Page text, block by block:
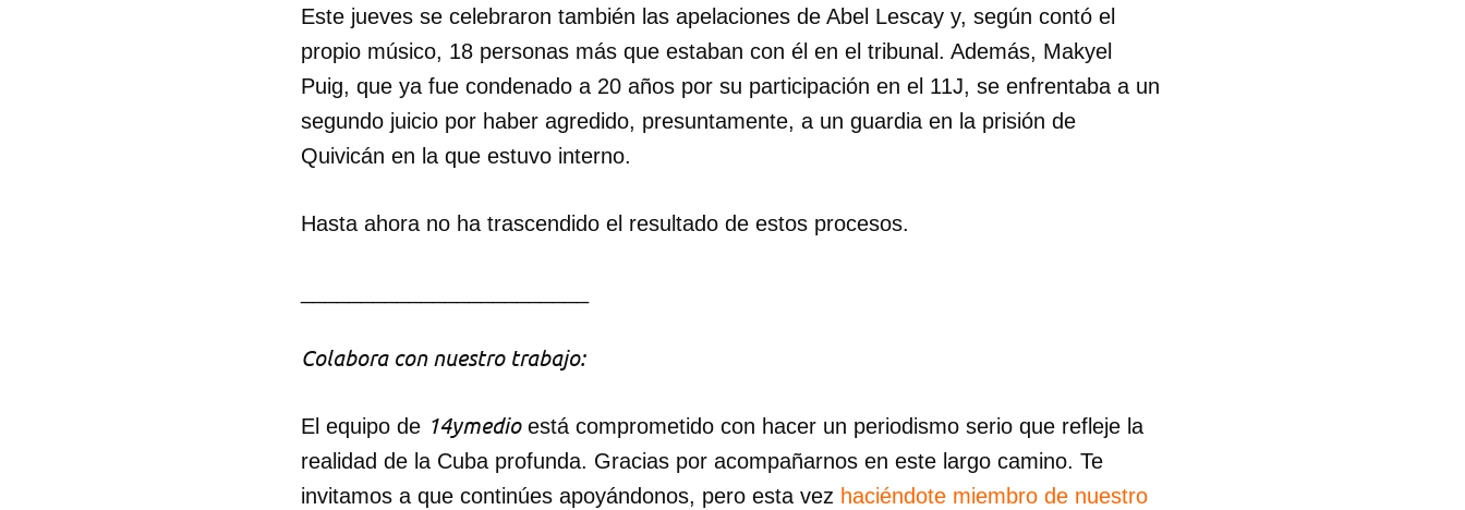
Este jueves se celebraron también las apelaciones de Abel Lescay y, según contó el
propio músico, 18 personas más que estaban con él en el tribunal. Además, Makyel
Puig, que ya fue condenado a 20 años por su participación en el 11J, se enfrentaba a un
segundo juicio por haber agredido, presuntamente, a un guardia en la prisión de
Quivicán en la que estuvo interno.
Hasta ahora no ha trascendido el resultado de estos procesos.
Colabora con nuestro trabajo:
El equipo de 14ymedioestá comprometido con hacer un periodismo serio que refleje la
realidad de la Cuba profunda. Gracias por acompañarnos en este largo camino. Te
invitamos a que continúes apoyándonos, pero esta vez haciéndote miembro de nuestro